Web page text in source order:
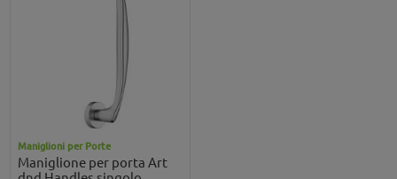
Maniglioni per Porte
Maniglione per porta Art